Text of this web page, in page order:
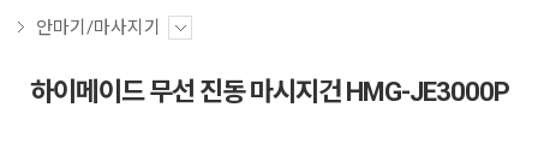
안마기/마사지기
하이메이드 무선 진동 마시지건 HMG-JE3000P